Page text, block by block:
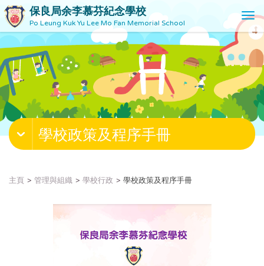
保良局余李慕芬紀念學校
Po Leung Kuk Yu Lee Mo Fan Memorial School
T
o
g
l
e
v
g
學校政策及程序手冊
主頁 管理與組織 學校行政 學校政策及程序手冊